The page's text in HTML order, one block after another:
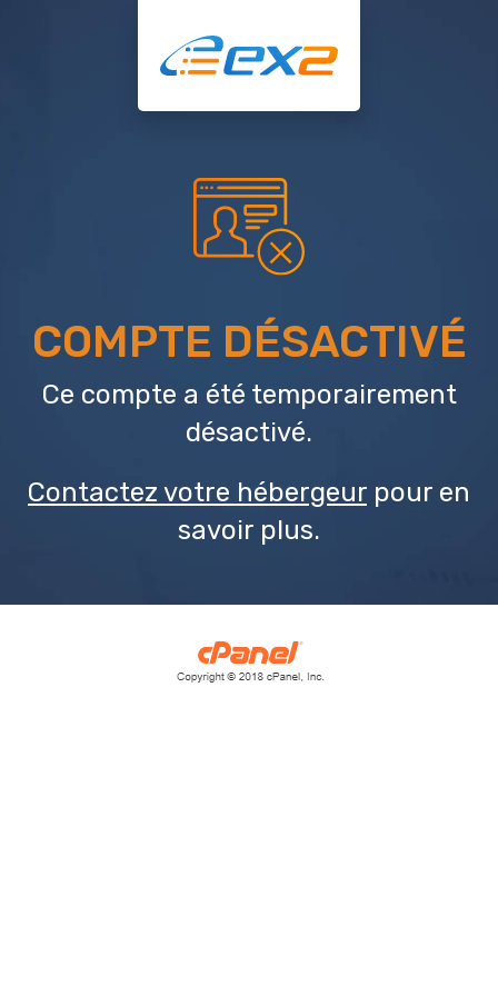
COMPTE DÉSACTIVÉ
Ce compte a été temporairement
désactivé.
Contactez votre hébergeur pour en
savoir plus.